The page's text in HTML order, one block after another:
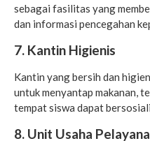
sebagai fasilitas yang
dan informasi pencegahan
7. Kantin Higienis
Kantin yang bersih dan
untuk menyantap makanan,
tempat siswa dapat
8. Unit Usaha